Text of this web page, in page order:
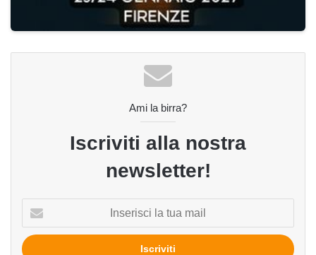
Ami la birra?
Iscriviti alla nostra
newsletter!
tua
mail